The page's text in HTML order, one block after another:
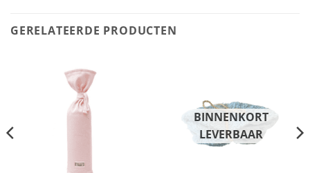
GERELATEERDE PRODUCTEN